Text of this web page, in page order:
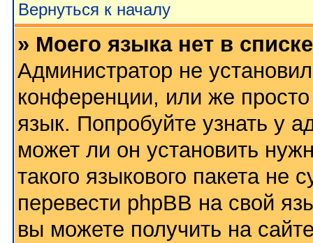
Вернуться к началу
» Моего языка нет в
Администратор не
конференции, или же
язык. Попробуйте узнать у
может ли он установить
такого языкового пакета не
перевести phpBB на свой
вы можете получить на